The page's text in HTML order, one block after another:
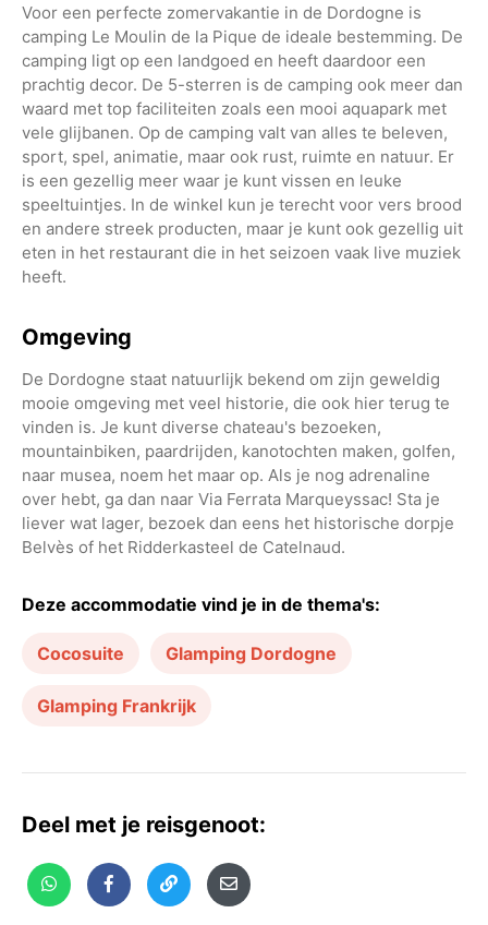
Voor een perfecte zomervakantie in de Dordogne is
camping Le Moulin de la Pique de ideale bestemming. De
camping ligt op een landgoed en heeft daardoor een
prachtig decor. De 5-sterren is de camping ook meer dan
waard met top faciliteiten zoals een mooi aquapark met
vele glijbanen. Op de camping valt van alles te beleven,
sport, spel, animatie, maar ook rust, ruimte en natuur. Er
is een gezellig meer waar je kunt vissen en leuke
speeltuintjes. In de winkel kun je terecht voor vers brood
en andere streek producten, maar je kunt ook gezellig uit
eten in het restaurant die in het seizoen vaak live muziek
heeft.
Omgeving
De Dordogne staat natuurlijk bekend om zijn geweldig
mooie omgeving met veel historie, die ook hier terug te
vinden is. Je kunt diverse chateau's bezoeken,
mountainbiken, paardrijden, kanotochten maken, golfen,
naar musea, noem het maar op. Als je nog adrenaline
over hebt, ga dan naar Via Ferrata Marqueyssac! Sta je
liever wat lager, bezoek dan eens het historische dorpje
Belvès of het Ridderkasteel de Catelnaud.
Deze accommodatie vind je in de thema's:
Cocosuite Glamping Dordogne
Glamping Frankrijk
Deel met je reisgenoot: